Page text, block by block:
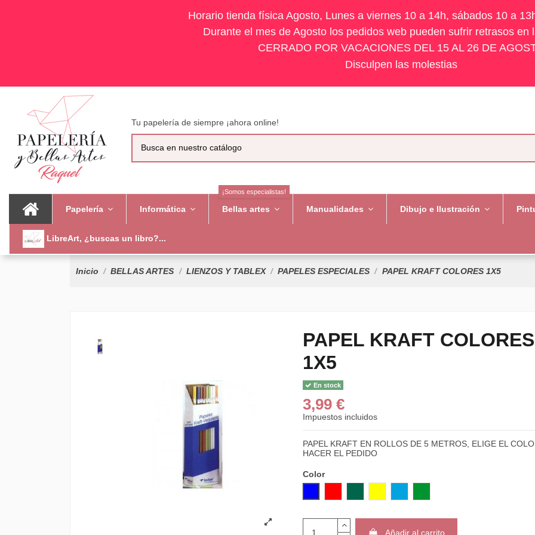
Horario tienda física Agosto, Lunes a viernes 10 a 14h, sábados 10 a
Durante el mes de Agosto los pedidos web pueden sufrir retrasos en
CERRADO POR VACACIONES DEL 15 AL 26 DE
Disculpen las molestias
Tu papelería de siempre ¡ahora online!
Papelería Informática Bellas artes
¡Somos especialistas!
Manualidades Dibujo e Ilustración
LibreArt, ¿buscas un libro?...
Inicio BELLAS ARTES LIENZOS Y TABLEX PAPELES ESPECIALES PAPEL KRAFT COLORES 1X5
PAPEL KRAFT COLORES
1X5
En stock
3,99 €
Impuestos incluidos
PAPEL KRAFT EN ROLLOS DE 5 METROS, ELIGE EL
HACER EL PEDIDO
Color
Añadir al carrito